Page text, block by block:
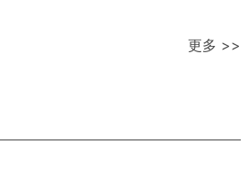
更多 >>